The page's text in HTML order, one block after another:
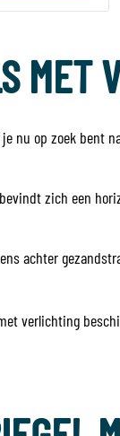
MET
nu op zoek
zich een
achter
verlichting